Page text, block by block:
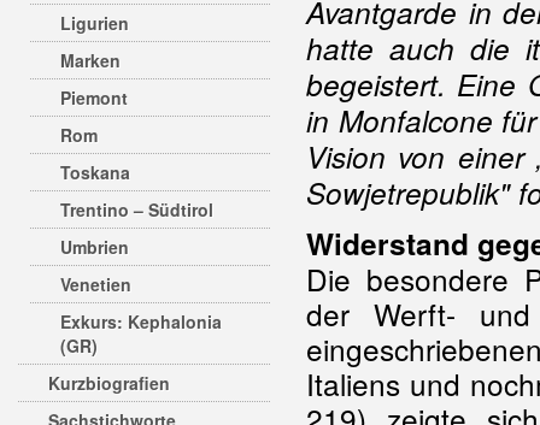
Ligurien
Marken
Piemont
Rom
Toskana
Trentino – Südtirol
Umbrien
Venetien
Exkurs: Kephalonia
(GR)
Kurzbiografien
Sachstichworte
Avantgarde in
hatte auch die
begeistert. Eine
in Monfalcone
Vision von einer
Sowjetrepublik"
Widerstand
Die besondere
der Werft- und
Italiens und